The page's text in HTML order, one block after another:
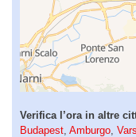
Verifica l’ora in altre
Budapest Amburgo